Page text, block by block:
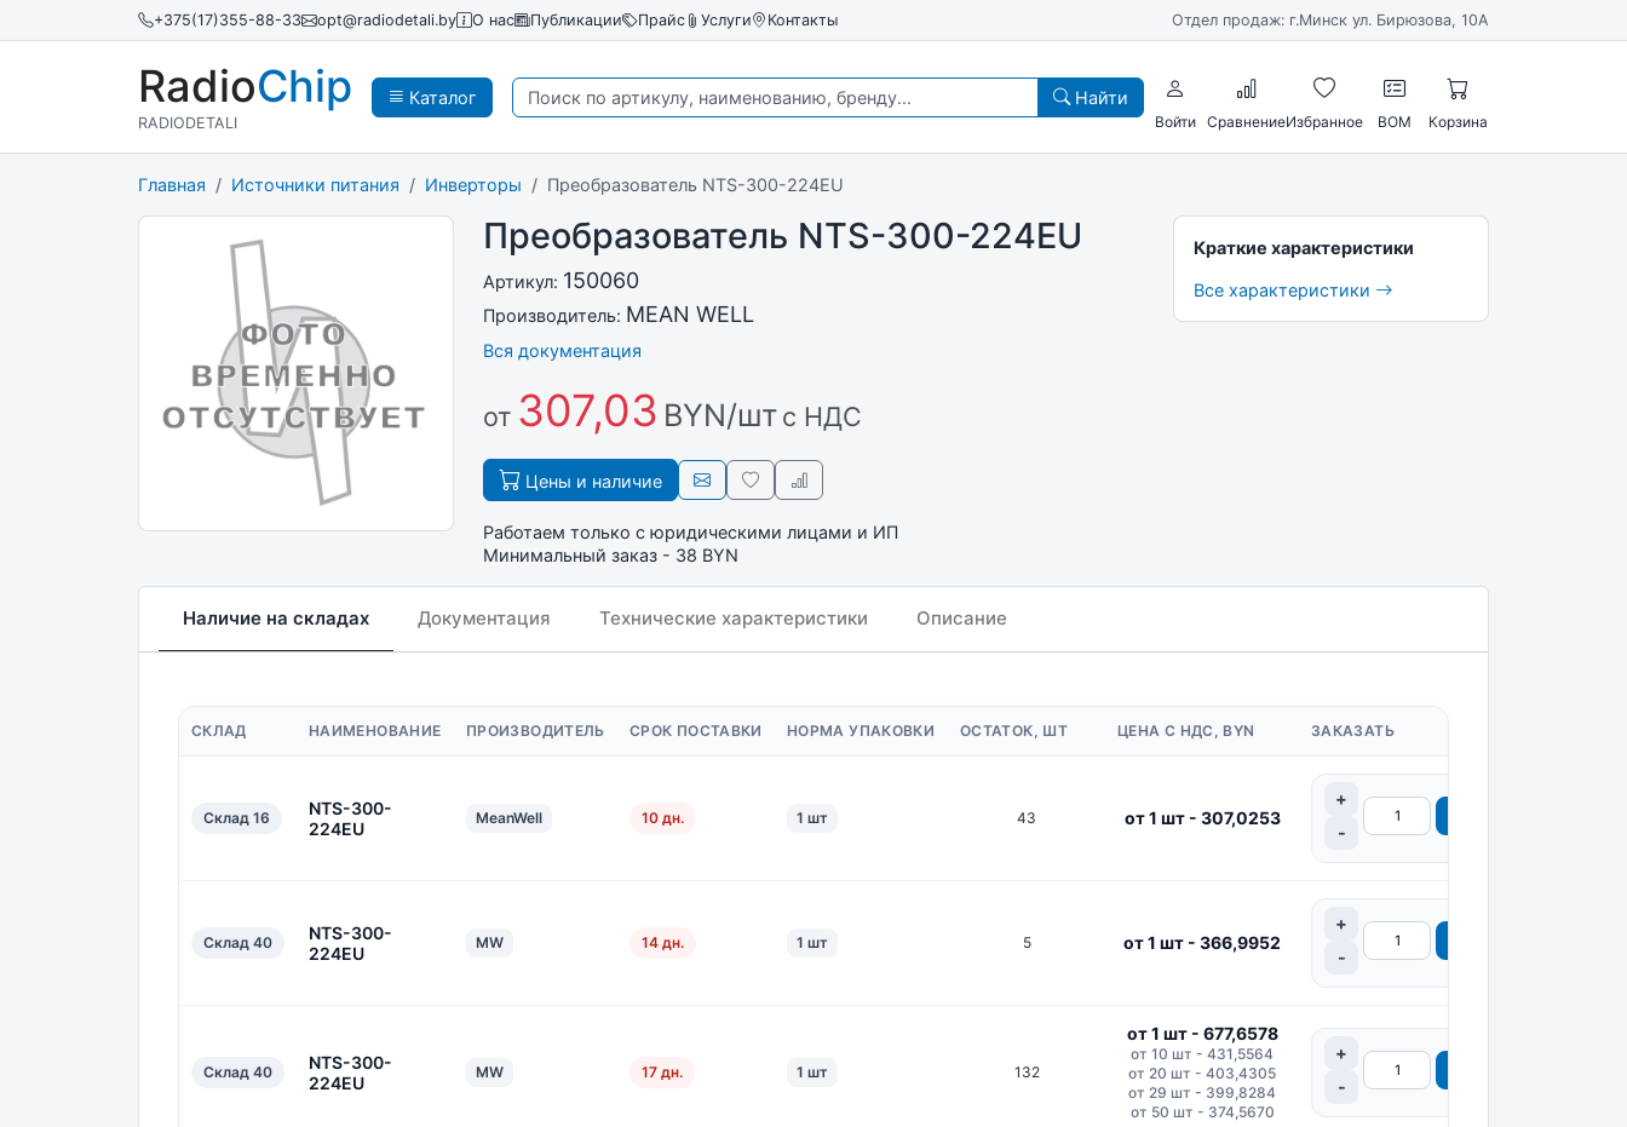
+375(17)355-88-33 opt@radiodetali.by О нас Публикации Прайс Услуги Контакты Отдел продаж: г.Минск ул. Бирюзова, 10А
Каталог
RadioChip
RADIODETALI
Найти
Войти СравнениеИзбранное BOM Корзина
Главная Источники питания Инверторы Преобразователь NTS-300-224EU
Преобразователь NTS-300-224EU
Артикул: 150060
Производитель: MEAN WELL
Вся документация
от 307,03 BYN/штс НДС
Цены и наличие
Работаем только с юридическими лицами и ИП
Минимальный заказ - 38 BYN
Краткие характеристики
Все характеристики
Наличие на складах Документация Технические характеристики Описание
СКЛАД НАИМЕНОВАНИЕ ПРОИЗВОДИТЕЛЬ СРОК ПОСТАВКИ НОРМА УПАКОВКИ ОСТАТОК, ШТ ЦЕНА С НДС, BYN ЗАКАЗАТЬ
Склад 16
NTS-300-
224EU
MeanWell 10 дн. 1 шт 43 от 1 шт - 307,0253
Склад 40
NTS-300-
224EU
MW 14 дн. 1 шт 5 от 1 шт - 366,9952
Склад 40
NTS-300-
224EU
MW 17 дн. 1 шт 132
от 1 шт - 677,6578
от 10 шт - 431,5564
от 20 шт - 403,4305
от 29 шт - 399,8284
от 50 шт - 374,5670